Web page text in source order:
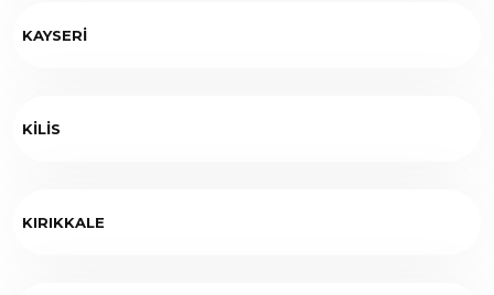
KAYSERİ
KİLİS
KIRIKKALE